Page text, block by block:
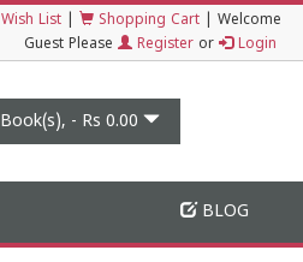
Wish List Shopping Cart
Welcome
Guest Please
Register or Login
Book(s), - Rs 0.00
BLOG